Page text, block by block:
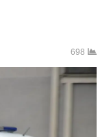
698